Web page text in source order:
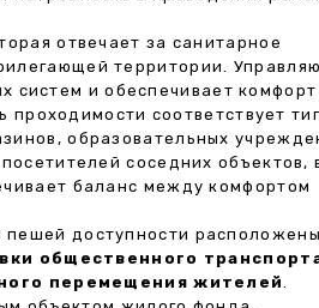
отвечает за санитарное
территории.
и обеспечивает
проходимости соответствует
образовательных
соседних объектов,
баланс между комфортом
пешей доступности расположены
общественного
перемещения жителей.